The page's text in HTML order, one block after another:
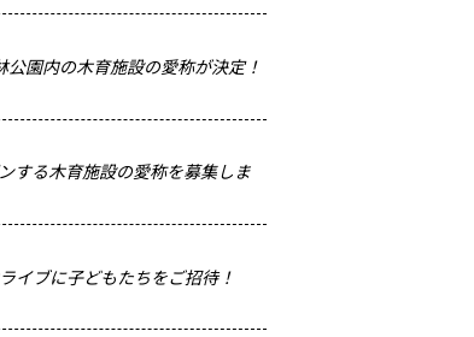
園内の木育施設の愛称が決定！
する木育施設の愛称を募集しま
イブに子どもたちをご招待！